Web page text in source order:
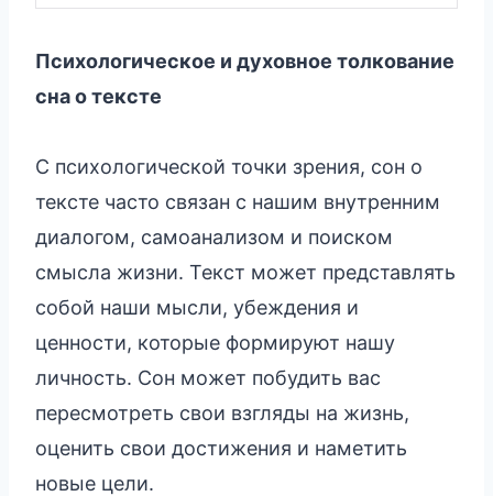
Психологическое и духовное толкование
сна о тексте
С психологической точки зрения, сон о
тексте часто связан с нашим внутренним
диалогом, самоанализом и поиском
смысла жизни. Текст может представлять
собой наши мысли, убеждения и
ценности, которые формируют нашу
личность. Сон может побудить вас
пересмотреть свои взгляды на жизнь,
оценить свои достижения и наметить
новые цели.